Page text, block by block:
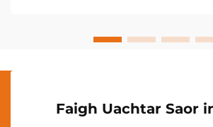
Faigh Uachtar Saor